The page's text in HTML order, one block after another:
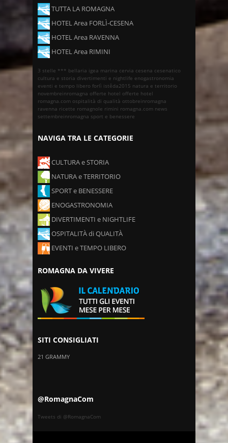
TUTTA LA ROMAGNA
HOTEL Area FORLÌ-CESENA
HOTEL Area RAVENNA
HOTEL Area RIMINI
3 stelle *** bellaria igea marina cervia cesena cesenatico
cultura e storia divertimenti e nightlife enogastronomia
eventi e tempo libero forlì istêda2015 natura e territorio
novembreinromagna offerte hotel offerte hotel
romagna.com ospitalità di qualità ottobreinromagna
ravenna ricette romagnole rimini romagna.com news
settembreinromagna sport e benessere
NAVIGA TRA LE CATEGORIE
CULTURA e STORIA
NATURA e TERRITORIO
SPORT e BENESSERE
ENOGASTRONOMIA
DIVERTIMENTI e NIGHTLIFE
OSPITALITÀ di QUALITÀ
EVENTI e TEMPO LIBERO
ROMAGNA DA VIVERE
SITI CONSIGLIATI
21 GRAMMY
@RomagnaCom
Tweets di @RomagnaCom